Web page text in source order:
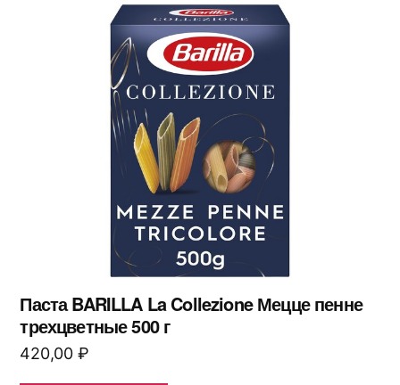
Паста BARILLA La Collezione Мецце пенне
трехцветные 500 г
420,00 ₽